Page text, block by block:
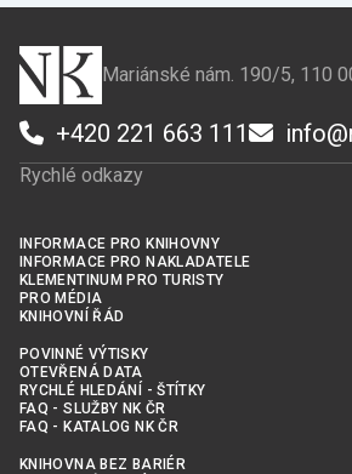
Mariánské nám. 190/5, 110
+420 221 663 111
Rychlé odkazy
INFORMACE PRO KNIHOVNY
INFORMACE PRO NAKLADATELE
KLEMENTINUM PRO TURISTY
PRO MÉDIA
KNIHOVNÍ ŘÁD
POVINNÉ VÝTISKY
OTEVŘENÁ DATA
RYCHLÉ HLEDÁNÍ - ŠTÍTKY
FAQ - SLUŽBY NK ČR
FAQ - KATALOG NK ČR
KNIHOVNA BEZ BARIÉR